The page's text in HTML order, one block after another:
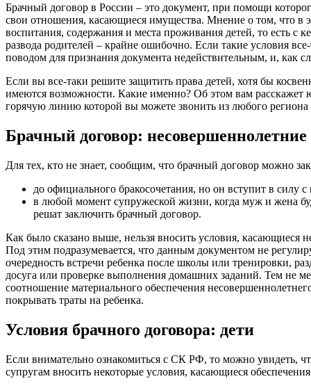
Брачный договор в России – это документ, при помощи
свои отношения, касающиеся имущества. Мнение о том, что в
воспитания, содержания и места проживания детей, то есть с
развода родителей – крайне ошибочно. Если такие условия все-
поводом для признания документа недействительным, и, как
Если вы все-таки решите защитить права детей, хотя бы
имеются возможности. Какие именно? Об этом вам расскажет
горячую линию которой вы можете звонить из любого региона
Брачный договор: несовершеннолетние
Для тех, кто не знает, сообщим, что брачный договор можно
до официального бракосочетания, но он вступит в силу
в любой момент супружеской жизни, когда муж и жена
решат заключить брачный договор.
Как было сказано выше, нельзя вносить условия, касающиеся
Под этим подразумевается, что данным документом не
очередность встречи ребенка после школы или тренировки,
досуга или проверке выполнения домашних заданий. Тем не
соотношение материального обеспечения
покрывать траты на ребенка.
Условия брачного договора: дети
Если внимательно ознакомиться с СК РФ, то можно увидеть,
супругам вносить некоторые условия, касающиеся